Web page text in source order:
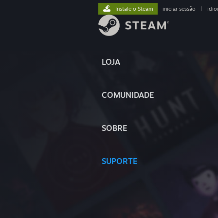
LOJA
COMUNIDADE
SOBRE
SUPORTE
Instale o Steam iniciar sessão